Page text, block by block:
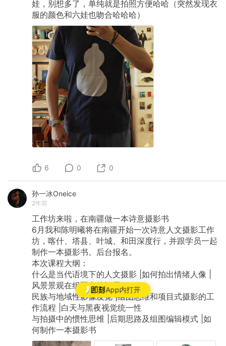
App内打开
娃，别想多了，单纯就是拍照方便哈哈（突然发现衣
服的颜色和六娃也吻合哈哈哈）
6 0 0
孙一冰Oneice
2年前
工作坊来啦，在南疆做一本诗意摄影书
6月我和陈明曦将在南疆开始一次诗意人文摄影工作
坊，喀什、塔县、叶城、和田深度行，并跟学员一起
制作一本摄影书。后台报名。
本次课程大纲：
什么是当代语境下的人文摄影 |如何拍出情绪人像
风景景观在组图中的运用
民族与地域性影像发觉 |组图思维和项目式摄影的工
作流程 |白天与黑夜视觉统一性
与拍摄中的惯性思维
|后期思路及组图编辑模式 |如
何制作一本摄影书